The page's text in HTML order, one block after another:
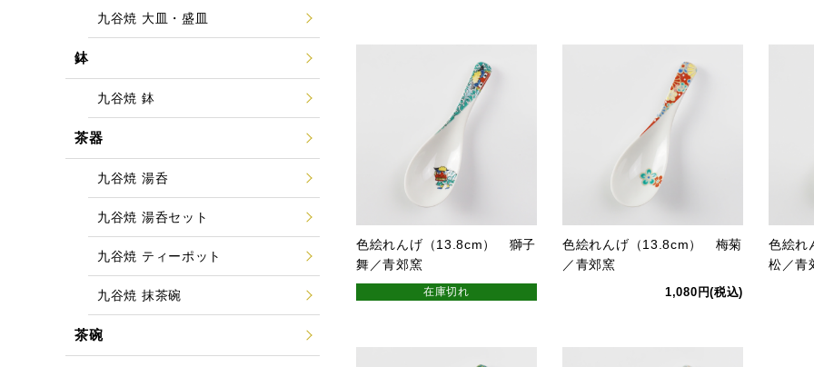
色絵れんげ（13.8cm） 獅子
舞／青郊窯
在庫切れ
色絵れんげ（13.8cm） 梅菊
／青郊窯
1,080円(税込)
色絵
松／青
九谷焼 大皿・盛皿
鉢
九谷焼 鉢
茶器
九谷焼 湯呑
九谷焼 湯呑セット
九谷焼 ティーポット
九谷焼 抹茶碗
茶碗